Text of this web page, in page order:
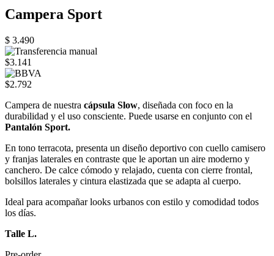
Campera Sport
$ 3.490
$3.141
$2.792
Campera de nuestra cápsula Slow, diseñada con foco en la
durabilidad y el uso consciente. Puede usarse en conjunto con el
Pantalón Sport.
En tono terracota, presenta un diseño deportivo con cuello camisero
y franjas laterales en contraste que le aportan un aire moderno y
canchero. De calce cómodo y relajado, cuenta con cierre frontal,
bolsillos laterales y cintura elastizada que se adapta al cuerpo.
Ideal para acompañar looks urbanos con estilo y comodidad todos
los días.
Talle L.